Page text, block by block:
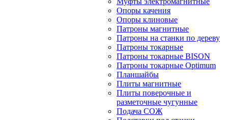
Опоры качения
Опоры клиновые
Патроны магнитные
Патроны на станки по дереву
Патроны токарные
Патроны токарные BISON
Патроны токарные Optimum
Планшайбы
Плиты магнитные
Плиты поверочные и
разметочные чугунные
Подача СОЖ